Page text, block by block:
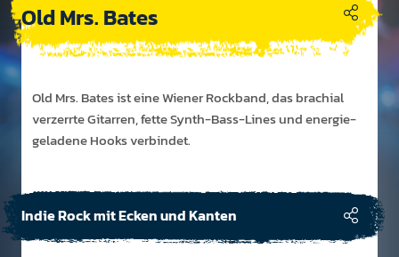
Old Mrs. Bates
Old Mrs. Bates ist eine Wiener Rock­band, das bra­chial
ver­zerrte Gitar­ren, fette Synth-Bass-Lines und energie­
gelad­ene Hooks ver­bindet.
Indie Rock mit Ecken und Kanten